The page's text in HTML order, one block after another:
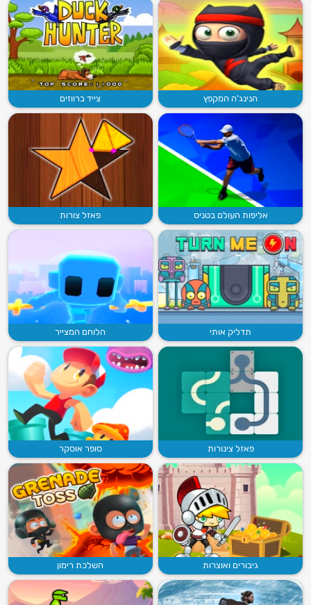
הנינג'ה המקפץ צייד ברווזים
אליפות העולם בטניס פאזל צורות
תדליק אותי הלוחם המצייר
פאזל צינורות סופר אוסקר
גיבורים ואוצרות השלכת רימון